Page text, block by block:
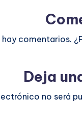
hay comentarios.
Deja
no será